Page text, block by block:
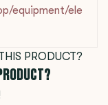
equipment/ele